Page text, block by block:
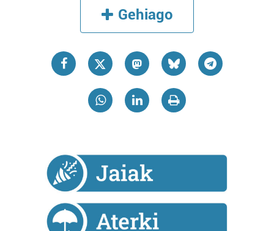
pertsonalizatuak eskaintzeko, iragarkiak eta edukia
neurtzeko, jendeari buruzko informazioa biltzeko eta
produktuak garatzeko. Zure datuak nork eta zertarako
erabiltzen dituen hauta dezakezu.
interes komertzial legitimoetan babesten dira. Ikusi gure
bazkideen zerrenda, beren ustez zein helburutarako
Lortu zure datu pertsonalak prozesatzeko moduari
buruzko informazio gehiago eta ezarri zure lehentasunak
zure baimena Cookieen adierazpenean.
Gehiago